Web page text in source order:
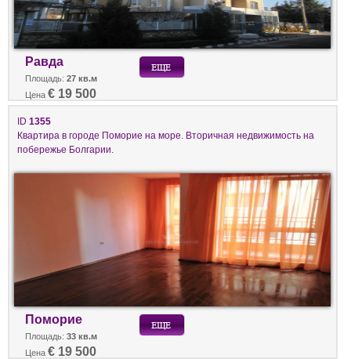
Равда
Площадь: 27 кв.м
Цена € 19 500
ID 1355
Квартира в городе Поморие на море. Вторичная недвижимость на
побережье Болгарии.
Поморие
Площадь: 33 кв.м
Цена € 19 500